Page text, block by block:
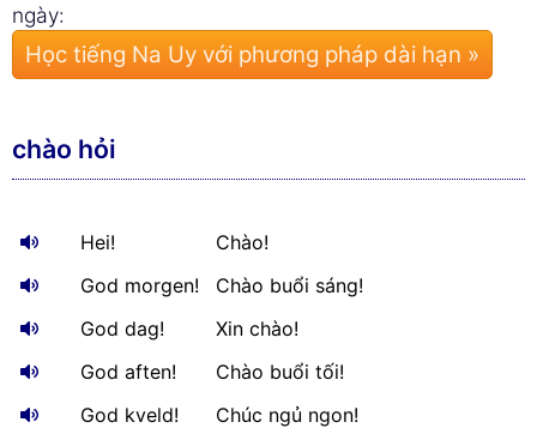
ngày:
Học tiếng Na Uy với phương pháp dài hạn »
chào hỏi
Hei!
Chào!
God morgen!
Chào buổi sáng!
God dag!
Xin chào!
God aften!
Chào buổi tối!
God kveld!
Chúc ngủ ngon!